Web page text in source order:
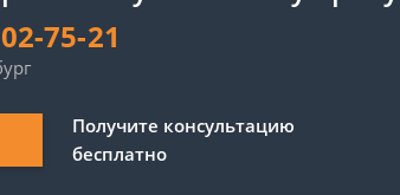
75-21
Получите консультацию
бесплатно